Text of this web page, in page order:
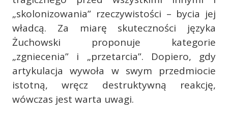
„skolonizowania” rzeczywistości – bycia jej
władcą. Za miarę skuteczności języka
Żuchowski proponuje kategorie
„zgniecenia” i „przetarcia”. Dopiero, gdy
artykulacja wywoła w swym przedmiocie
istotną, wręcz destruktywną reakcję,
wówczas jest warta uwagi.